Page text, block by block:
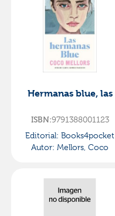
Hermanas blue, las
ISBN:9791388001123
Editorial: Books4pocket
Autor: Mellors, Coco